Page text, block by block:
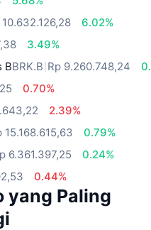
10.632.126,28
6.02%
3.49%
BBRK.B Rp 9.260.748,24
0.70%
2.39%
15.168.615,63
0.79%
6.361.397,25
0.24%
0.44%
yang Paling